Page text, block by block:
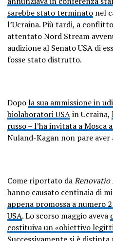
sarebbe stato terminato nel
l’Ucraina. Più tardi, a
attentato Nord Stream
audizione al Senato USA di
fosse stato distrutto.
Dopola sua ammissione in
biolaboratori USAin Ucraina,
russo – l’ha invitata a Mosca
Nuland-Kagan non pare
Come riportato daRenovatio
hanno causato centinaia di
appena promossa a numero
USA. Lo scorso maggio aveva
costituiva un «obiettivo